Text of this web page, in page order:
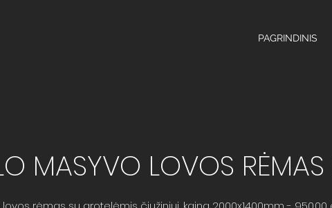
PAGRINDINIS
MASYVO LOVOS RĖMAS